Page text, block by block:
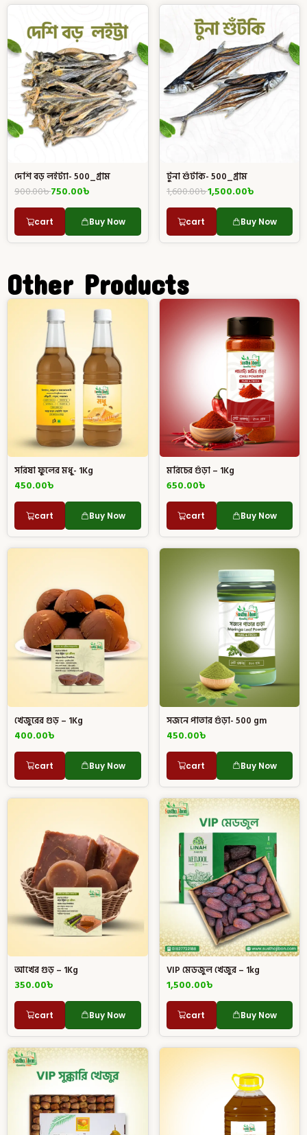
দেশি বড় লইট্যা- 500_গ্রাম
900.00৳750.00৳
cart Buy Now
টুনা শুঁটকি- 500_গ্রাম
1,600.00৳1,500.00৳
cart Buy Now
Other Products
সরিষা ফুলের মধু- 1Kg
450.00৳
cart Buy Now
মরিচের গুঁড়া – 1Kg
650.00৳
cart Buy Now
খেজুরের গুড় – 1Kg
400.00৳
cart Buy Now
সজনে পাতার গুঁড়া- 500 gm
450.00৳
cart Buy Now
আখের গুড় – 1Kg
350.00৳
cart Buy Now
VIP মেডজুল খেজুর – 1kg
1,500.00৳
cart Buy Now